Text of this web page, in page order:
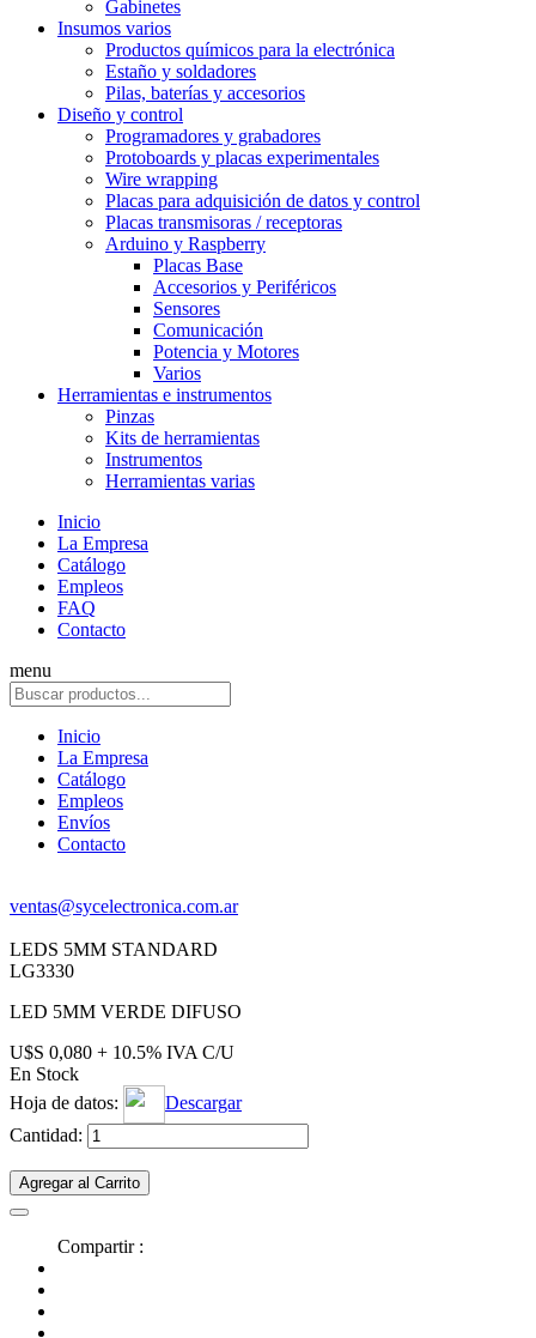
Gabinetes
Insumos varios
Productos químicos para la electrónica
Estaño y soldadores
Pilas, baterías y accesorios
Diseño y control
Programadores y grabadores
Protoboards y placas experimentales
Wire wrapping
Placas para adquisición de datos y control
Placas transmisoras / receptoras
Arduino y Raspberry
Placas Base
Accesorios y Periféricos
Sensores
Comunicación
Potencia y Motores
Varios
Herramientas e instrumentos
Pinzas
Kits de herramientas
Instrumentos
Herramientas varias
Inicio
La Empresa
Catálogo
Empleos
FAQ
Contacto
menu
Inicio
La Empresa
Catálogo
Empleos
Envíos
Contacto
ventas@sycelectronica.com.ar
LEDS 5MM STANDARD
LG3330
LED 5MM VERDE DIFUSO
U$S 0,080 + 10.5% IVA C/U
En Stock
Hoja de datos:
Descargar
Cantidad:
Agregar al Carrito
Compartir :